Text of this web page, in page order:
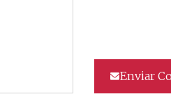
Enviar